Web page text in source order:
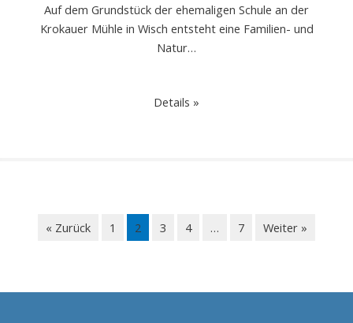
Auf dem Grundstück der ehemaligen Schule an der
Krokauer Mühle in Wisch entsteht eine Familien- und
Natur…
Details »
« Zurück 1 2 3 4 … 7 Weiter »